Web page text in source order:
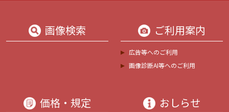
画像検索 ご利用案内
広告等へのご利用
画像診断AI等へのご利用
価格・規定 おしらせ